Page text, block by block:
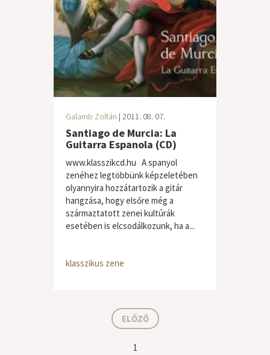
Galamb Zoltán | 2011. 08. 07.
Santiago de Murcia: La
Guitarra Espanola (CD)
www.klasszikcd.hu A spanyol
zenéhez legtöbbünk képzeletében
olyannyira hozzátartozik a gitár
hangzása, hogy elsőre még a
származtatott zenei kultúrák
esetében is elcsodálkozunk, ha a...
klasszikus zene
ELŐZŐ
1